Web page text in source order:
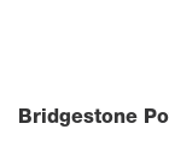
Bridgestone